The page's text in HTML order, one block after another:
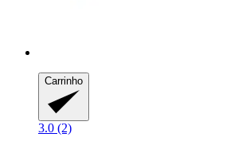
Carrinho
3.0 (2)